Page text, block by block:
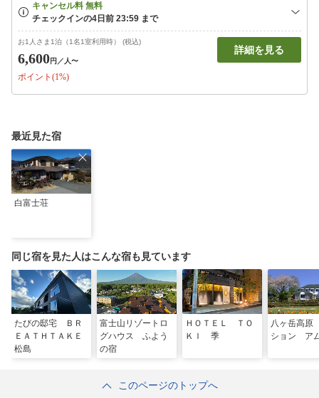
お1人さま1泊（1名1室利用時） (税込)
6,600円 ／人〜
ポイント(1%)
詳細を見る
最近見た宿
白富士荘
同じ宿を見た人はこんな宿も見ています
たびの邸宅 ＢＲ
ＥＡＴＨＴＡＫＥ
松島
富士山リゾートロ
グハウス ふよう
の宿
ＨＯＴＥＬ ＴＯ
ＫＩ 季
八ヶ岳高
ション ア
このページのトップへ